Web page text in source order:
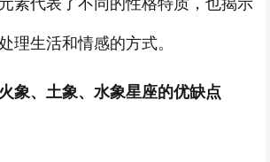
素代表了不同的性格特质，也揭示
理生活和情感的方式。
象、土象、水象星座的优缺点